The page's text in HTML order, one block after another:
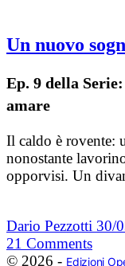
Un nuovo
Ep. 9 della
amare
Il caldo è rovente:
nonostante
opporvisi. Un
Dario Pezzotti 30/
21 Comments
© 2026 - Edizioni